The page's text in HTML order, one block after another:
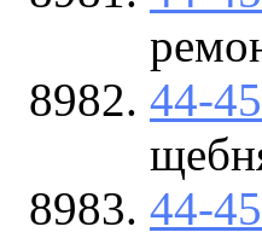
44-
44-